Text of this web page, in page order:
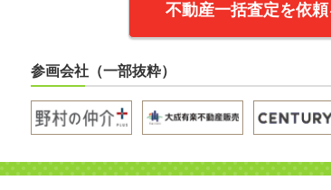
不動産一括査定を依頼
参画会社（一部抜粋）